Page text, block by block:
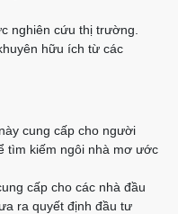
nghiên cứu thị trường.
hữu ích từ các
cung cấp cho người
tìm kiếm ngôi nhà mơ ước
cấp cho các nhà đầu
ra quyết định đầu tư